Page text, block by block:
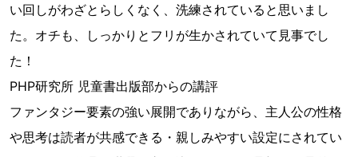
い回しがわざとらしくなく、洗練されていると思いまし
た。オチも、しっかりとフリが生かされていて見事でし
た！
PHP研究所 児童書出版部からの講評
ファンタジー要素の強い展開でありながら、主人公の性格
や思考は読者が共感できる・親しみやすい設定にされてい